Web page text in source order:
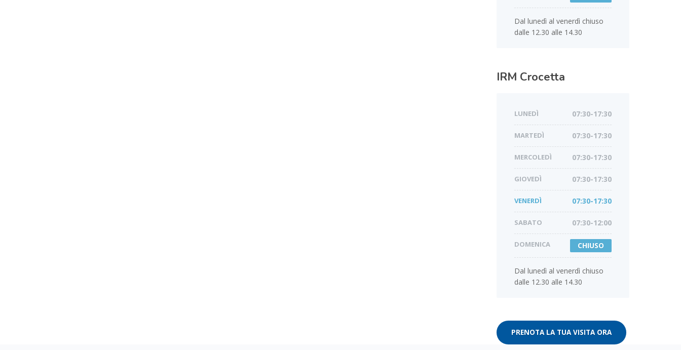
Dal lunedì al venerdì chiuso
dalle 12.30 alle 14.30
IRM Crocetta
LUNEDÌ 07:30-17:30
MARTEDÌ 07:30-17:30
MERCOLEDÌ 07:30-17:30
GIOVEDÌ 07:30-17:30
VENERDÌ 07:30-17:30
SABATO 07:30-12:00
DOMENICA CHIUSO
Dal lunedì al venerdì chiuso
dalle 12.30 alle 14.30
PRENOTA LA TUA VISITA ORA